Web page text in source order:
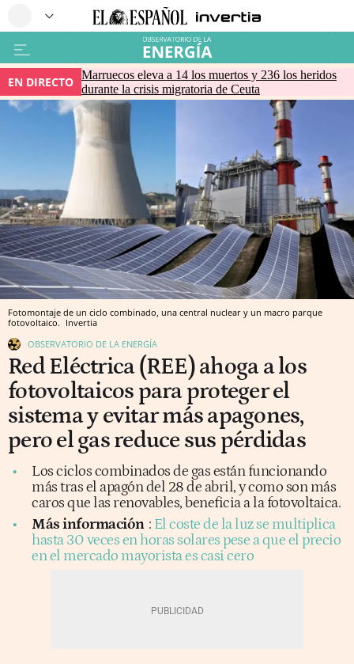
EN DIRECTO Marruecos eleva a 14 los muertos y 236 los heridos
durante la crisis migratoria de Ceuta
Fotomontaje de un ciclo combinado, una central nuclear y un macro parque
fotovoltaico. Invertia
OBSERVATORIO DE LA ENERGÍA
Red Eléctrica (REE) ahoga a los
fotovoltaicos para proteger el
sistema y evitar más apagones,
pero el gas reduce sus pérdidas
Los ciclos combinados de gas están funcionando
más tras el apagón del 28 de abril, y como son más
caros que las renovables, beneficia a la fotovoltaica.
Más información : El coste de la luz se multiplica
hasta 30 veces en horas solares pese a que el precio
en el mercado mayorista es casi cero